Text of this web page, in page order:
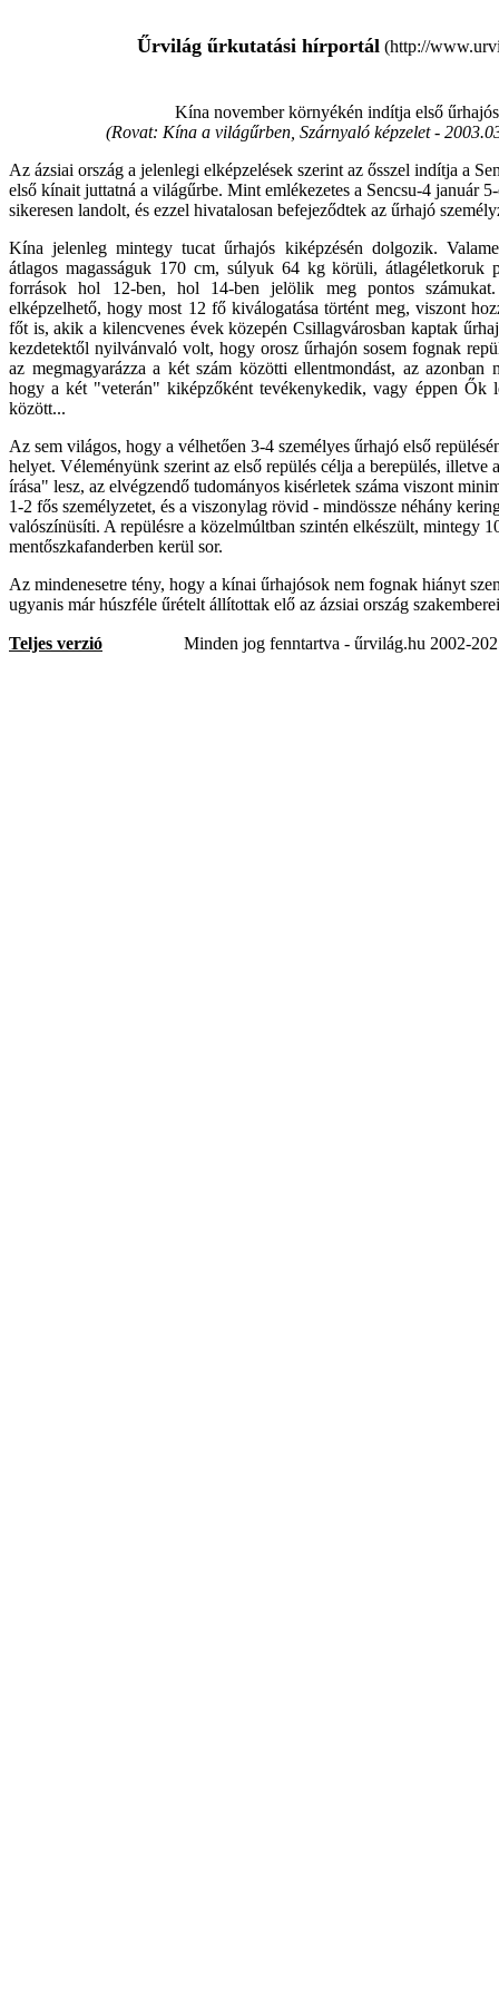
Űrvilág űrkutatási hírportál (http://
Kína november környékén indítja első
(Rovat: Kína a világűrben, Szárnyaló képzelet -
Az ázsiai ország a jelenlegi elképzelések szerint az ősszel indítja a
első kínait juttatná a világűrbe. Mint emlékezetes a Sencsu-4 január
sikeresen landolt, és ezzel hivatalosan befejeződtek az űrhajó
Kína jelenleg mintegy tucat űrhajós kiképzésén dolgozik.
átlagos magasságuk 170 cm, súlyuk 64 kg körüli, átlagéletkoruk
források hol 12-ben, hol 14-ben jelölik meg pontos
elképzelhető, hogy most 12 fő kiválogatása történt meg, viszont
főt is, akik a kilencvenes évek közepén Csillagvárosban kaptak
kezdetektől nyilvánvaló volt, hogy orosz űrhajón sosem fognak
az megmagyarázza a két szám közötti ellentmondást, az azonban
hogy a két "veterán" kiképzőként tevékenykedik, vagy éppen Ők
között...
Az sem világos, hogy a vélhetően 3-4 személyes űrhajó első
helyet. Véleményünk szerint az első repülés célja a berepülés, illetve
írása" lesz, az elvégzendő tudományos kisérletek száma viszont
1-2 fős személyzetet, és a viszonylag rövid - mindössze néhány
valószínüsíti. A repülésre a közelmúltban szintén elkészült, mintegy
mentőszkafanderben kerül sor.
Az mindenesetre tény, hogy a kínai űrhajósok nem fognak hiányt
ugyanis már húszféle űrételt állítottak elő az ázsiai ország
Teljes verzió Minden jog fenntartva - űrvilág.hu 2002-